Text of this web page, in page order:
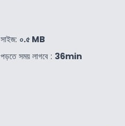
সাইজ: ০.৫ MB
পড়তে সময় লাগবে : 36min